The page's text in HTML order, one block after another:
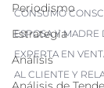
Periodismo
Estrategia
Análisis
CONSUMO
ESPOSA Y
EXPERTA EN
AL CLIENTE Y